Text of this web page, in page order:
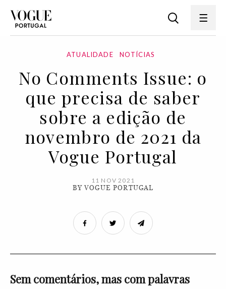
ATUALIDADE NOTÍCIAS
No Comments Issue: o
que precisa de saber
sobre a edição de
novembro de 2021 da
Vogue Portugal
11 NOV 2021
BY VOGUE PORTUGAL
Sem comentários, mas com palavras